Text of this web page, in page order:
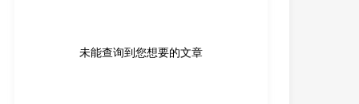
未能查询到您想要的文章